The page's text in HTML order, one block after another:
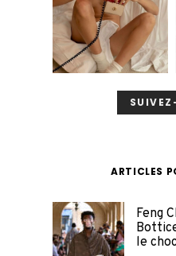
ARTICLES
Feng
le